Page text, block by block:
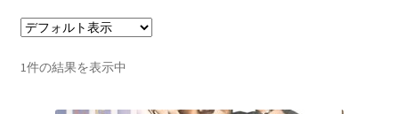
キ
プ
プ
しねとろ倶楽部について
リンクの旅
1件の結果を表示中